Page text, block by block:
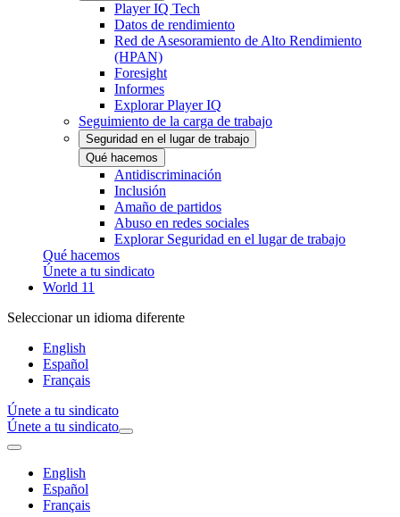
Player IQ Tech
Datos de rendimiento
Red de Asesoramiento de Alto Rendimiento
(HPAN)
Foresight
Informes
Explorar Player IQ
Seguimiento de la carga de trabajo
Seguridad en el lugar de trabajo
Qué hacemos
Antidiscriminación
Inclusión
Amaño de partidos
Abuso en redes sociales
Explorar Seguridad en el lugar de trabajo
Qué hacemos
Únete a tu sindicato
World 11
Seleccionar un idioma diferente
English
Español
Français
Únete a tu sindicato
Únete a tu sindicato
English
Español
Français